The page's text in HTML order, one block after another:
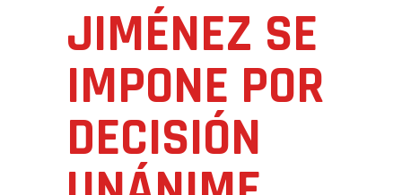
JIMÉNEZ SE
IMPONE POR
DECISIÓN